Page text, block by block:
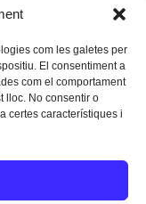
com les galetes per
El consentiment a
com el comportament
lloc. No consentir o
certes característiques i